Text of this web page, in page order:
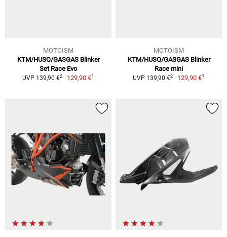
MOTOISM
KTM/HUSQ/GASGAS Blinker
Set Race Evo
UVP 139,90 €2 129,90 €1
MOTOISM
KTM/HUSQ/GASGAS Blinker
Race mini
UVP 139,90 €2 129,90 €1